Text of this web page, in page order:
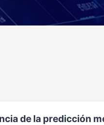
de la predicción